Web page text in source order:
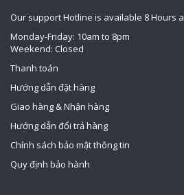
Our support Hotline is available 8 Hours
Monday-Friday: 10am to 8pm
Weekend: Closed
Thanh toán
Hướng dẫn đặt hàng
Giao hàng & Nhận hàng
Hướng dẫn đổi trả hàng
Chính sách bảo mật thông tin
Quy định bảo hành